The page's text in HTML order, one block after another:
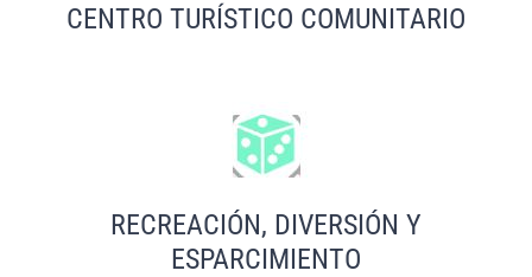
CENTRO TURÍSTICO COMUNITARIO
RECREACIÓN, DIVERSIÓN Y
ESPARCIMIENTO